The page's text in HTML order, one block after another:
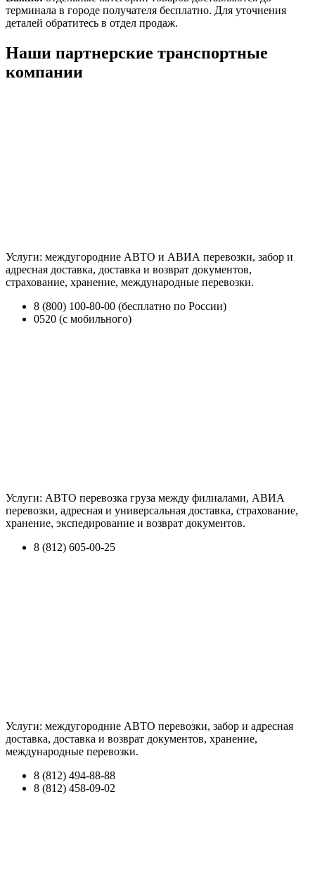
терминала в городе получателя бесплатно. Для уточнения
деталей обратитесь в отдел продаж.
Наши партнерские транспортные
компании
Услуги: междугородние АВТО и АВИА перевозки, забор и
адресная доставка, доставка и возврат документов,
страхование, хранение, международные перевозки.
8 (800) 100-80-00 (бесплатно по России)
0520 (с мобильного)
Услуги: АВТО перевозка груза между филиалами, АВИА
перевозки, адресная и универсальная доставка, страхование,
хранение, экспедирование и возврат документов.
8 (812) 605-00-25
Услуги: междугородние АВТО перевозки, забор и адресная
доставка, доставка и возврат документов, хранение,
международные перевозки.
8 (812) 494-88-88
8 (812) 458-09-02